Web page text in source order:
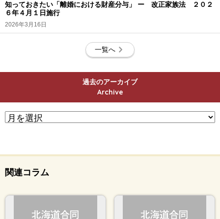
知っておきたい「離婚における財産分与」 ー 改正家族法 ２０２
６年４月１日施行
2026年3月16日
一覧へ
過去のアーカイブ
Archive
関連コラム